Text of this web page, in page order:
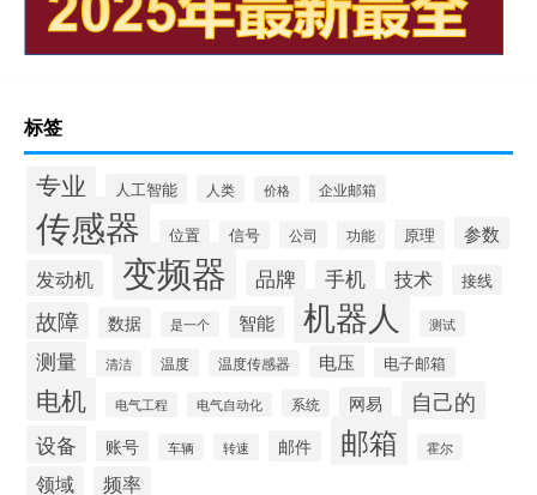
标签
专业 人工智能 人类 价格 企业邮箱
传感器 位置 信号 公司 功能 原理 参数
发动机 变频器 品牌 手机 技术 接线
故障 数据 是一个 智能 机器人 测试
测量 清洁 温度 温度传感器 电压 电子邮箱
电机 电气工程 电气自动化 系统 网易 自己的
设备 账号 车辆 转速 邮件 邮箱 霍尔
领域 频率